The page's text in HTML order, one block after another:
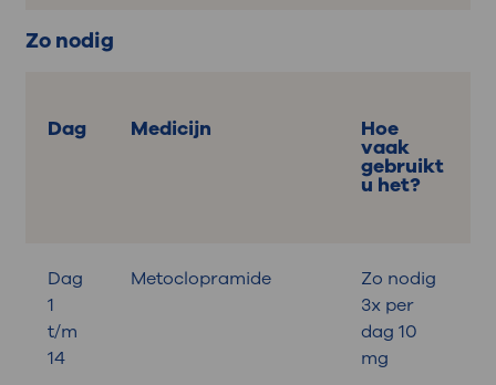
Zo nodig
Dag Medicijn Hoe
vaak
gebruikt
u het?
Dag
1
t/m
14
Metoclopramide
Zo nodig
3x per
dag 10
mg